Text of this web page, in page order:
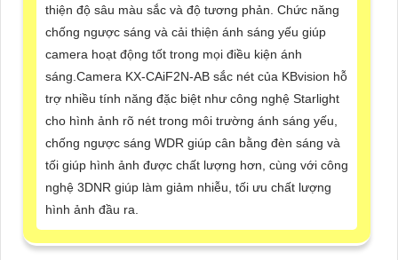
thiện độ sâu màu sắc và độ tương phản. Chức năng
chống ngược sáng và cải thiện ánh sáng yếu giúp
camera hoạt động tốt trong mọi điều kiện ánh
sáng.Camera KX-CAiF2N-AB sắc nét của KBvision hỗ
trợ nhiều tính năng đặc biệt như công nghệ Starlight
cho hình ảnh rõ nét trong môi trường ánh sáng yếu,
chống ngược sáng WDR giúp cân bằng đèn sáng và
tối giúp hình ảnh được chất lượng hơn, cùng với công
nghệ 3DNR giúp làm giảm nhiễu, tối ưu chất lượng
hình ảnh đầu ra.